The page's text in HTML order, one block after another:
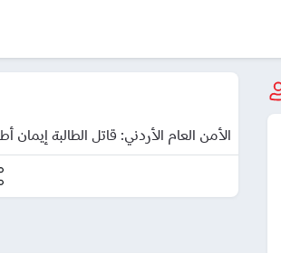
الأمن العام الأردني: قاتل الطالبة